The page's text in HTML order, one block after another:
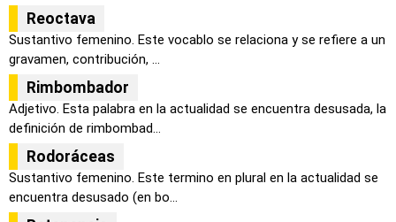
Reoctava
Sustantivo femenino. Este vocablo se relaciona y se refiere a un
gravamen, contribución, ...
Rimbombador
Adjetivo. Esta palabra en la actualidad se encuentra desusada, la
definición de rimbombad...
Rodoráceas
Sustantivo femenino. Este termino en plural en la actualidad se
encuentra desusado (en bo...